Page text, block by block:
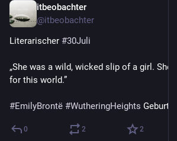
itbeobachter
@itbeobachter
Literarischer #30Juli
„She was a wild, wicked slip of a girl. She
for this world.”
#EmilyBrontë #WutheringHeights Geburt
0 2 2